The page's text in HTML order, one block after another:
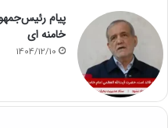
پیام
خامنه ای
1404/12/10